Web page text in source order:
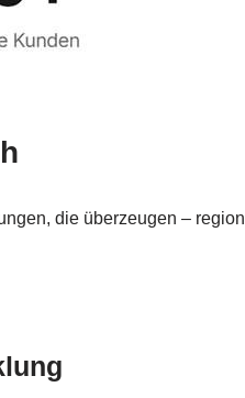
die überzeugen –